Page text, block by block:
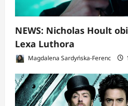
NEWS: Nicholas Hoult
Lexa Luthora
Magdalena Sardyńska-Ferenc